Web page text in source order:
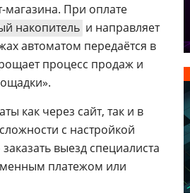
магазина. При оплате
накопитель и направляет
автоматом передаётся в
процесс продаж и
как через сайт, так и в
с настройкой
выезд специалиста
платежом или